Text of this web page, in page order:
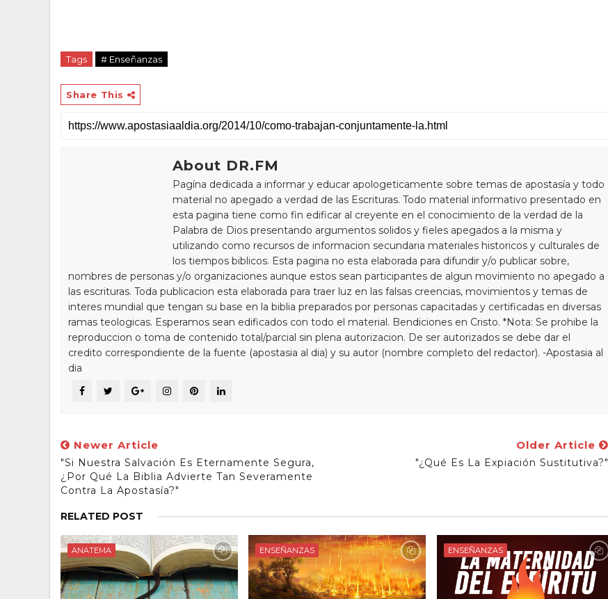
Tags # Enseñanzas
Share This
About DR.FM
Pagína dedicada a informar y educar apologeticamente sobre temas de apostasía y todo
material no apegado a verdad de las Escrituras. Todo material informativo presentado en
esta pagina tiene como fin edificar al creyente en el conocimiento de la verdad de la
Palabra de Dios presentando argumentos solidos y fieles apegados a la misma y
utilizando como recursos de informacion secundaria materiales historicos y culturales de
los tiempos biblicos. Esta pagina no esta elaborada para difundir y/o publicar sobre,
nombres de personas y/o organizaciones aunque estos sean participantes de algun movimiento no apegado a
las escrituras. Toda publicacion esta elaborada para traer luz en las falsas creencias, movimientos y temas de
interes mundial que tengan su base en la biblia preparados por personas capacitadas y certificadas en diversas
ramas teologicas. Esperamos sean edificados con todo el material. Bendiciones en Cristo. *Nota: Se prohibe la
reproduccion o toma de contenido total/parcial sin plena autorizacion. De ser autorizados se debe dar el
credito correspondiente de la fuente (apostasia al dia) y su autor (nombre completo del redactor). -Apostasia al
dia
Newer Article
"Si Nuestra Salvación Es Eternamente Segura,
¿por Qué La Biblia Advierte Tan Severamente
Contra La Apostasía?"
Older Article
"¿Qué Es La Expiación Sustitutiva?"
RELATED POST
ANATEMA ENSEÑANZAS ENSEÑANZAS